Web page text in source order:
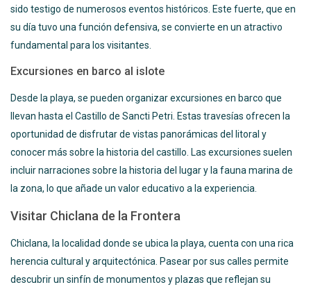
sido testigo de numerosos eventos históricos. Este fuerte, que en
su día tuvo una función defensiva, se convierte en un atractivo
fundamental para los visitantes.
Excursiones en barco al islote
Desde la playa, se pueden organizar excursiones en barco que
llevan hasta el Castillo de Sancti Petri. Estas travesías ofrecen la
oportunidad de disfrutar de vistas panorámicas del litoral y
conocer más sobre la historia del castillo. Las excursiones suelen
incluir narraciones sobre la historia del lugar y la fauna marina de
la zona, lo que añade un valor educativo a la experiencia.
Visitar Chiclana de la Frontera
Chiclana, la localidad donde se ubica la playa, cuenta con una rica
herencia cultural y arquitectónica. Pasear por sus calles permite
descubrir un sinfín de monumentos y plazas que reflejan su